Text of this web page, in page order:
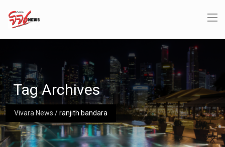
Vivara News /ranjith bandara
Tag Archives